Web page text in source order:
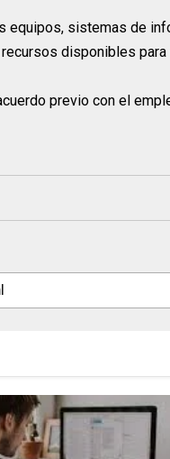
equipos, sistemas de
disponibles para
previo con el